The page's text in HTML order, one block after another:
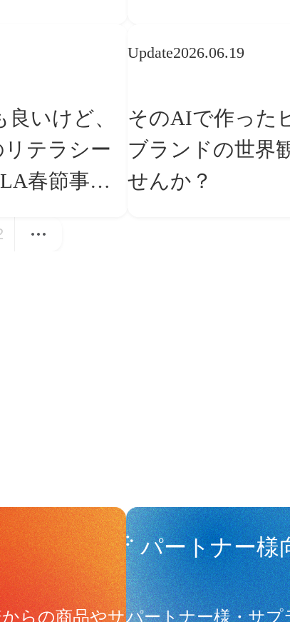
いけど、
リテラシー
春節事例
思考】
Update2026.06.19
そのAIで作った
ブランドの世界
せんか？
合わせ
らの商品やサ
パートナー様
パートナー様・サ